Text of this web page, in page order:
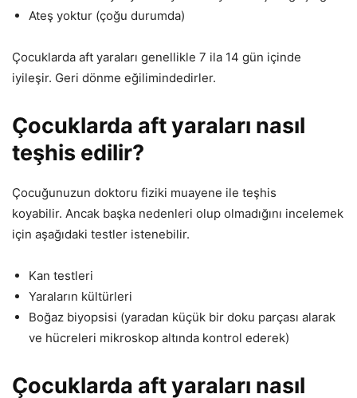
Ateş yoktur (çoğu durumda)
Çocuklarda aft yaraları genellikle 7 ila 14 gün içinde
iyileşir. Geri dönme eğilimindedirler.
Çocuklarda aft yaraları nasıl
teşhis edilir?
Çocuğunuzun doktoru fiziki muayene ile teşhis
koyabilir. Ancak başka nedenleri olup olmadığını incelemek
için aşağıdaki testler istenebilir.
Kan testleri
Yaraların kültürleri
Boğaz biyopsisi (yaradan küçük bir doku parçası alarak
ve hücreleri mikroskop altında kontrol ederek)
Çocuklarda aft yaraları nasıl